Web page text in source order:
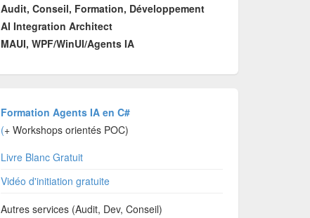
Audit, Conseil, Formation, Développement
AI Integration Architect
MAUI, WPF/WinUI/Agents IA
Formation Agents IA en C#
(+ Workshops orientés POC)
Livre Blanc Gratuit
Vidéo d'initiation gratuite
Autres services (Audit, Dev, Conseil)